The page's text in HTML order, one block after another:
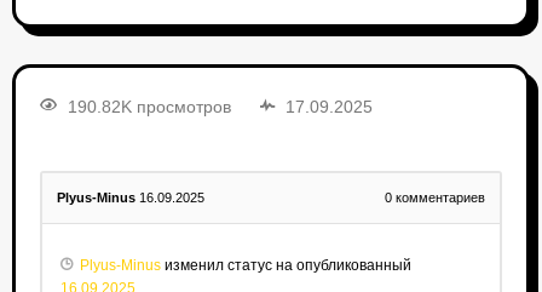
190.82K просмотров 17.09.2025
Plyus-Minus 16.09.2025 0 комментариев
Plyus-Minusизменил статус на опубликованный